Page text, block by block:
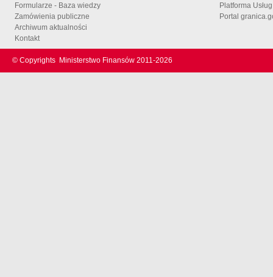
Formularze - Baza wiedzy
Zamówienia publiczne
Archiwum aktualności
Kontakt
Platforma
Portal
© Copyrights Ministerstwo Finansów 2011-2026